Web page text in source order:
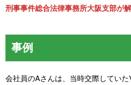
刑事事件総合法律事務所大阪支部が解
事例
会社員のAさんは、当時交際してい